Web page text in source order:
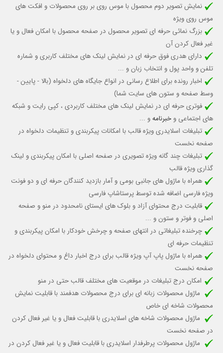
نمایش تصویر دوم محصول با موس روی بر روی محصولات و افکت های
موس روی ویژه
بزرگ نمائی حرفه ای تصویر محصول در صفحه محصول با امکان فعال و یا
غیر فعال کردن آن
دارای هدری فوق حرفه ای در نمایش لینک های مختلف کاربری و شماره
تلفن و واحد پول و انتخاب زبان و ...
اخبار رونده برای اطلاع رسانی در انواع جایگاه های دلخواه (بالا - پایین -
وسط صفحه و ستون های سایت شما)
فوتری حرفه ای در نمایش لینک های مختلف کاربردی ، کپی رایت و شبکه
های اجتماعی و خبرنامهو ...
تبلیغات اسلایدری ویژه قالب با امکانات پیکربندی و تنظیمات دلخواه در
صفحه نخست
تبلیغات چند گانه ویژه تصویری در صفحه اصلی با امکان پیکربندی و لینک
گذاری ویژه قالب
همراه با ماژول های جانبی بومی و آمار بازدید کنندگان حرفه ای و دو فونت
ویژه فارسی اضافه شده توسط پرستاشاپ فارسی
قابلیت درج محتوای آزاد و بلوک های ایستای نامحدود در منو و صفحه
اصلی و فوتر و ستون و ...
چرخنده تبلیغاتی در انتهای صفحه و چرخش خودکار با امکان پیکربندی و
تنظیمات حرفه ای
همراه با ماژول پاپ آپ ویژه قالب برای درج اخبار داغ و محتوای دلخواه در
صفحه نخست
امکان درج تبلیغات در موقعیت های مختلف قالب حتی در منو
ماژول محصولات زبانه ای برای درج محصولات هدفمند با قابلیت نمایش
محصولات شاخه ای خاص
ماژول محصولات شاخه های اسلایدری با قابلیت فعال و یا غیر فعال کردن
در صفحه نخست
ماژول محصولات پرطرفدار اسلایدری با قابلیت فعال و یا غیر فعال کردن در